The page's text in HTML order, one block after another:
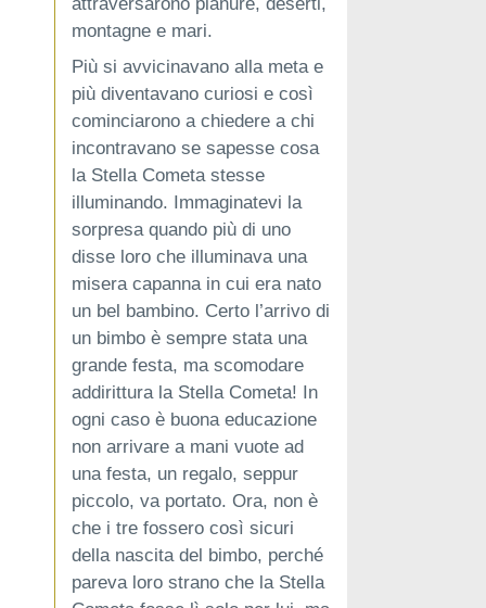
montagne e mari.
Più si avvicinavano alla meta e
più diventavano curiosi e così
cominciarono a chiedere a chi
incontravano se sapesse cosa
la Stella Cometa stesse
illuminando. Immaginatevi la
sorpresa quando più di uno
disse loro che illuminava una
misera capanna in cui era nato
un bel bambino. Certo l’arrivo di
un bimbo è sempre stata una
grande festa, ma scomodare
addirittura la Stella Cometa! In
ogni caso è buona educazione
non arrivare a mani vuote ad
una festa, un regalo, seppur
piccolo, va portato. Ora, non è
che i tre fossero così sicuri
della nascita del bimbo, perché
pareva loro strano che la Stella